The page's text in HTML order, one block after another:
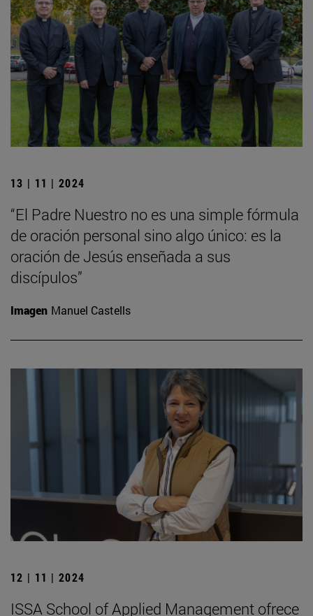
13 | 11 | 2024
“El Padre Nuestro no es una simple fórmula
de oración personal sino algo único: es la
oración de Jesús enseñada a sus
discípulos”
Imagen Manuel Castells
12 | 11 | 2024
ISSA School of Applied Management ofrece